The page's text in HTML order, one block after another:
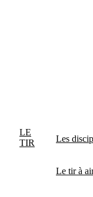
LE
TIR
Les
Le tir à